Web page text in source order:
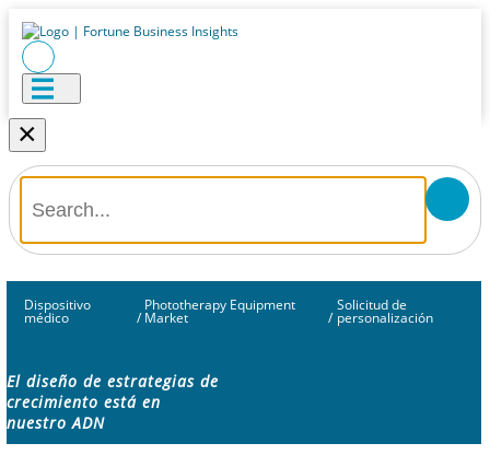
×
Dispositivo
médico /
Phototherapy Equipment
Market /
Solicitud de
personalización
El diseño de estrategias de
crecimiento está en
nuestro ADN